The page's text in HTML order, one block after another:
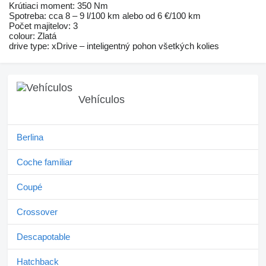
Krútiaci moment: 350 Nm
Spotreba: cca 8 – 9 l/100 km alebo od 6 €/100 km
Počet majitelov: 3
colour: Zlatá
drive type: xDrive – inteligentný pohon všetkých kolies
Vehículos
Berlina
Coche familiar
Coupé
Crossover
Descapotable
Hatchback